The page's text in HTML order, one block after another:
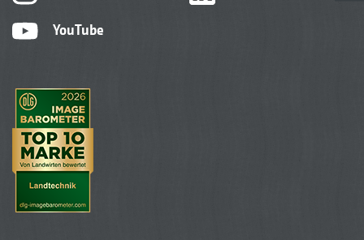
YouTube